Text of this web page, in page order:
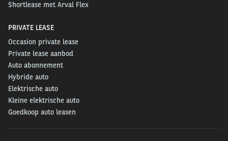
Shortlease met Arval Flex
PRIVATE LEASE
Occasion private lease
Private lease aanbod
Auto abonnement
Hybride auto
Elektrische auto
Kleine elektrische auto
Goedkoop auto leasen